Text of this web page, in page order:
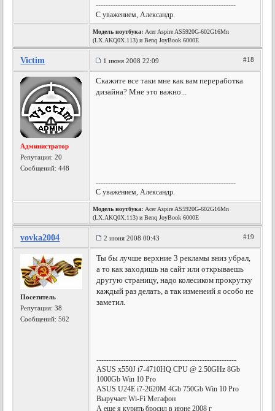
---------------------------------------------------------
С уважением, Александр.
Модель ноутбука: Acer Aspire AS5920G-602G16Mn
(LX.AKQ0X.113) и Benq JoyBook 6000E
Victim 1 июня 2008 22:09 #18
Администратор
Репутация:20
Сообщений: 448
Скажите все таки мне как вам переработка
дизайна? Мне это важно...
---------------------------------------------------------
С уважением, Александр.
Модель ноутбука: Acer Aspire AS5920G-602G16Mn
(LX.AKQ0X.113) и Benq JoyBook 6000E
vovka2004 2 июня 2008 00:43 #19
Посетитель
Репутация:38
Сообщений: 562
Ты бы лучше верхние 3 рекламы вниз убрал,
а то как заходишь на сайт или открываешь
другую страницу, надо колесиком прокрутку
каждый раз делать, а так изменеий я особо не
заметил.
---------------------------------------------------------
ASUS x550J i7-4710HQ CPU @ 2.50GHz 8Gb
1000Gb Win 10 Pro
ASUS U24E i7-2620M 4Gb 750Gb Win 10 Pro
Выручает Wi-Fi Мегафон
А еще я курить бросил в июне 2008 г